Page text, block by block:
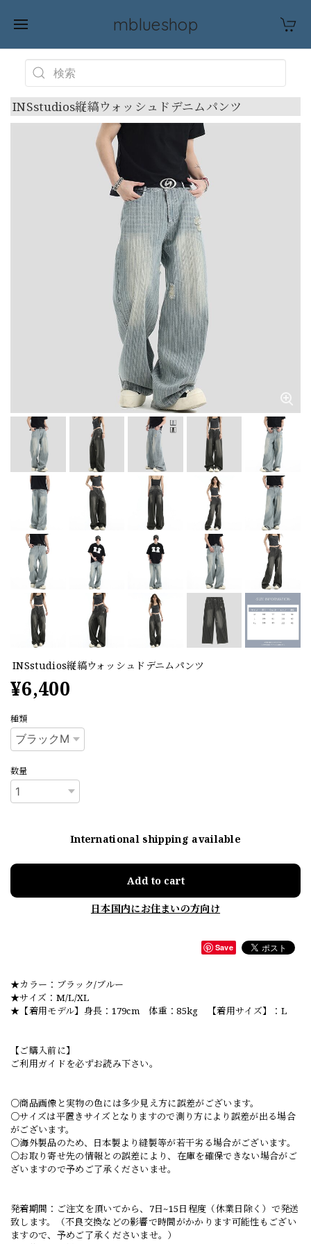
mblueshop
INSstudios縦縞ウォッシュドデニムパンツ
INSstudios縦縞ウォッシュドデニムパンツ
¥6,400
種類
数量
International shipping available
Add to cart
日本国内にお住まいの方向け
Save
★カラー：ブラック/ブルー
★サイズ：M/L/XL
★【着用モデル】身長：179cm 体重：85kg 【着用サイズ】：L
【ご購入前に】
ご利用ガイドを必ずお読み下さい。
○商品画像と実物の色には多少見え方に誤差がございます。
○サイズは平置きサイズとなりますので測り方により誤差が出る場合
がございます。
○海外製品のため、日本製より縫製等が若干劣る場合がございます。
○お取り寄せ先の情報との誤差により、在庫を確保できない場合がご
ざいますので予めご了承くださいませ。
発着期間：ご注文を頂いてから、7日~15日程度（休業日除く）で発送
致します。（不良交換などの影響で時間がかかります可能性もござい
ますので、予めご了承くださいませ。）